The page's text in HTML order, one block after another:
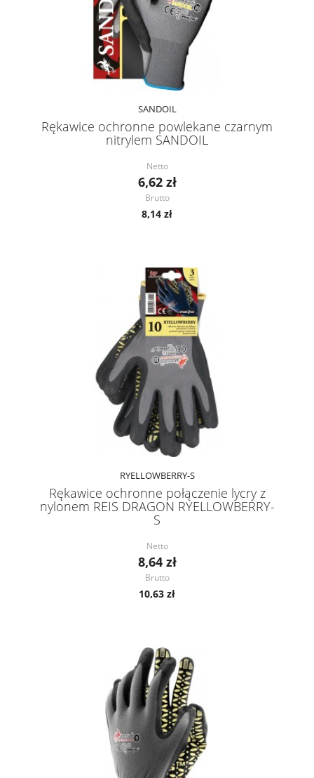
SANDOIL
Rękawice ochronne powlekane czarnym
nitrylem SANDOIL
Netto
6,62 zł
Brutto
8,14 zł
RYELLOWBERRY-S
Rękawice ochronne połączenie lycry z
nylonem REIS DRAGON RYELLOWBERRY-
S
Netto
8,64 zł
Brutto
10,63 zł